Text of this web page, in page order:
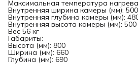
Максимальная температура
Внутренняя ширина камеры (мм): 500
Внутренняя глубина камеры (мм):
Внутренняя высота камеры (мм): 500
Вес 56 кг
Габариты:
Высота (мм): 800
Ширина (мм): 660
Глубина (мм): 690